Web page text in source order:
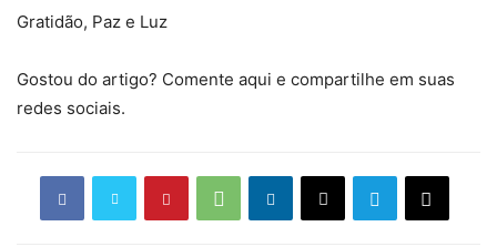
Gratidão, Paz e Luz
Gostou do artigo? Comente aqui e compartilhe em suas
redes sociais.